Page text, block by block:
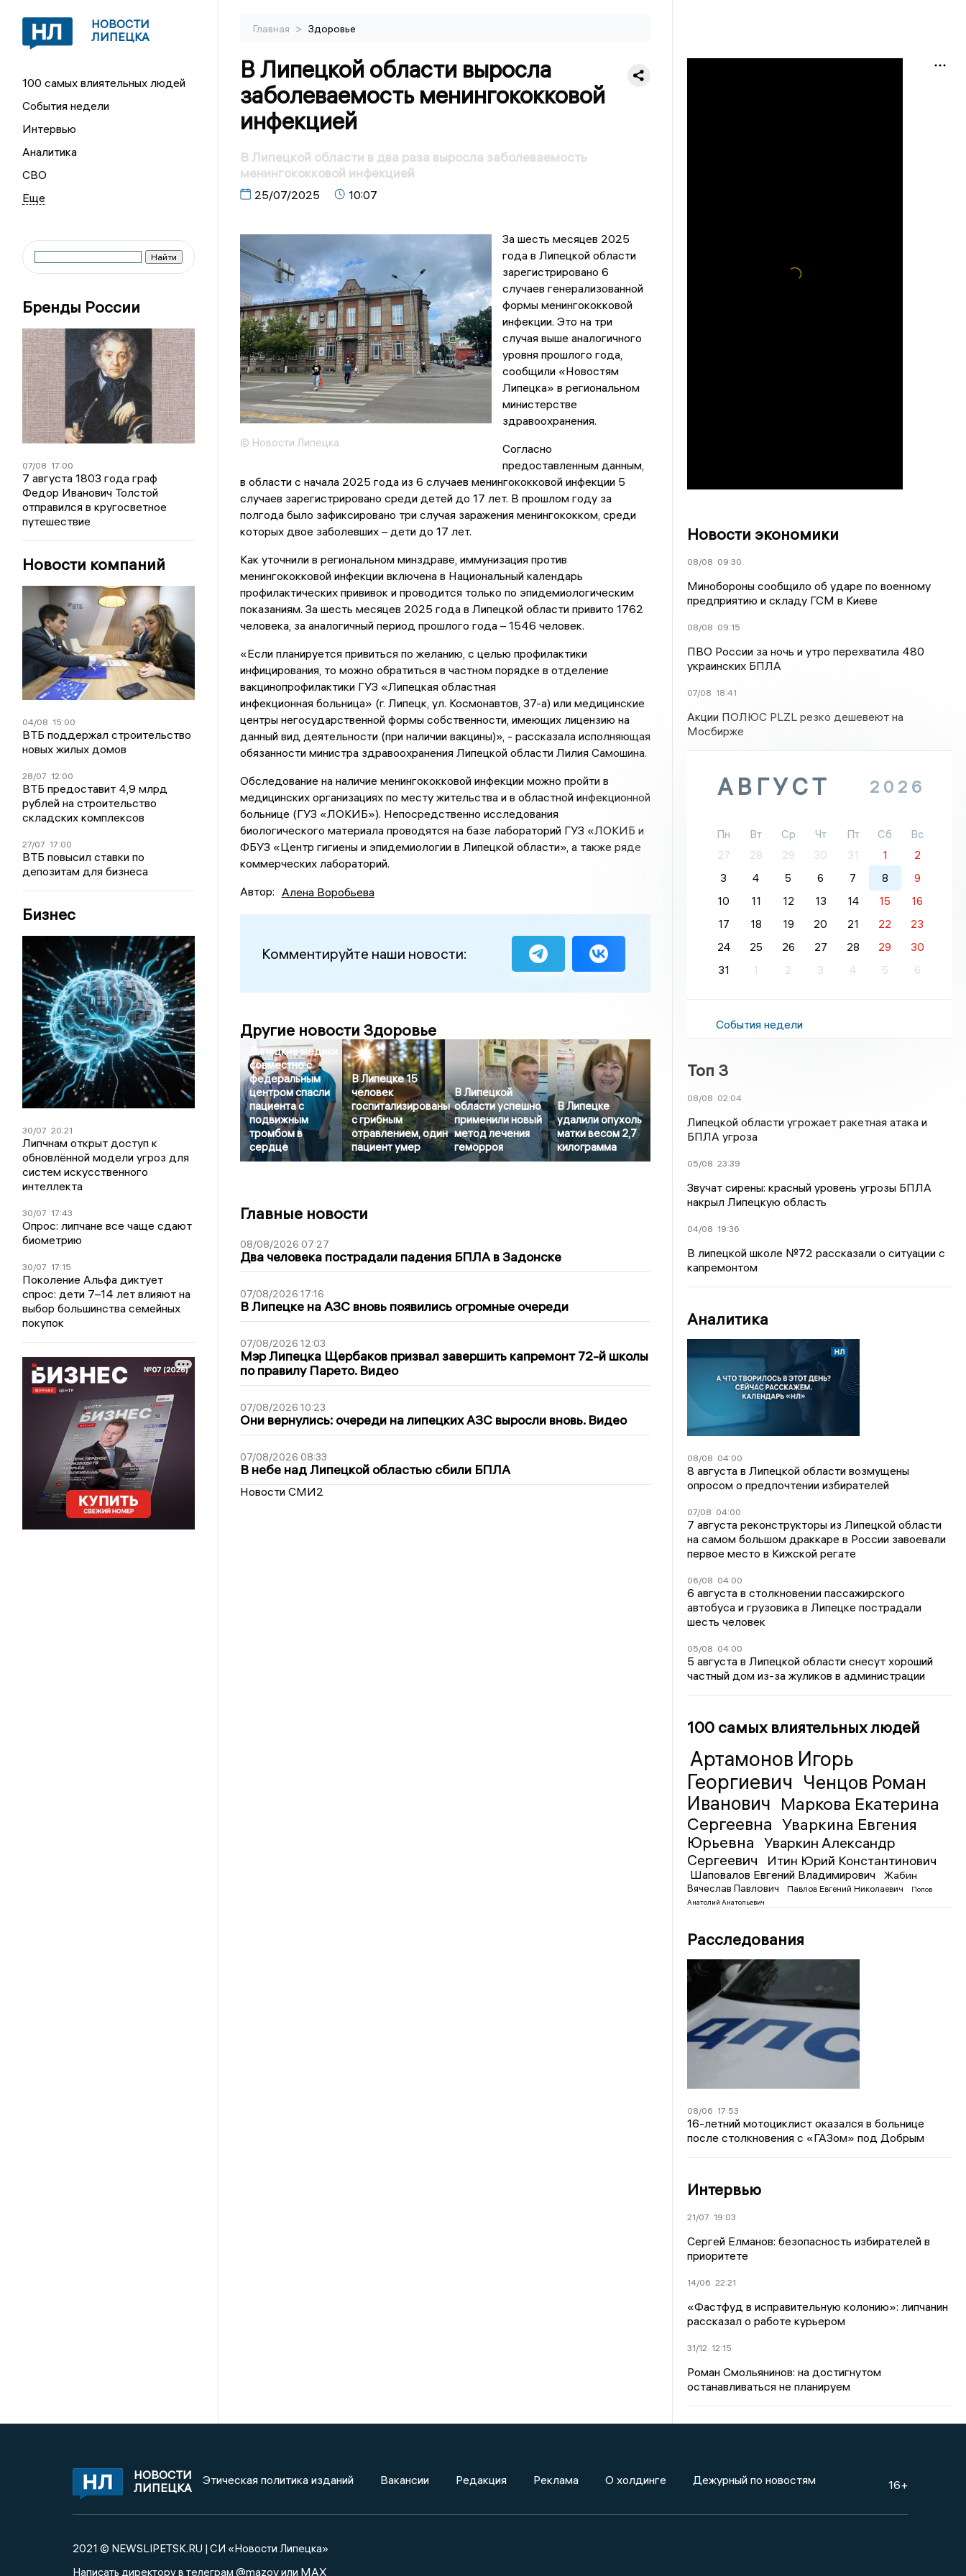
НОВОСТИ
ЛИПЕЦКА
100 самых влиятельных людей
События недели
Интервью
Аналитика
СВО
Бренды России
07/08 17:00
7 августа 1803 года граф
Федор Иванович Толстой
отправился в кругосветное
путешествие
Новости компаний
04/08 15:00
ВТБ поддержал строительство
новых жилых домов
28/07 12:00
ВТБ предоставит 4,9 млрд
рублей на строительство
складских комплексов
27/07 17:00
ВТБ повысил ставки по
депозитам для бизнеса
Бизнес
30/07 20:21
Липчнам открыт доступ к
обновлённой модели угроз для
систем искусственного
интеллекта
30/07 17:43
Опрос: липчане все чаще сдают
биометрию
30/07 17:15
Поколение Альфа диктует
спрос: дети 7–14 лет влияют на
выбор большинства семейных
покупок
Главная > Здоровье
В Липецкой области выросла
заболеваемость менингококковой
инфекцией
В Липецкой области в два раза выросла заболеваемость
менингококковой инфекцией
25/07/2025 10:07
© Новости Липецка
За шесть месяцев 2025
года в Липецкой области
зарегистрировано 6
случаев генерализованной
формы менингококковой
инфекции. Это на три
случая выше аналогичного
уровня прошлого года,
сообщили «Новостям
Липецка» в региональном
министерстве
здравоохранения.
Согласно
предоставленным данным,
в области с начала 2025 года из 6 случаев менингококковой инфекции 5
случаев зарегистрировано среди детей до 17 лет. В прошлом году за
полгода было зафиксировано три случая заражения менингококком, среди
которых двое заболевших – дети до 17 лет.
Как уточнили в региональном минздраве, иммунизация против
менингококковой инфекции включена в Национальный календарь
профилактических прививок и проводится только по эпидемиологическим
показаниям. За шесть месяцев 2025 года в Липецкой области привито 1762
человека, за аналогичный период прошлого года – 1546 человек.
«Если планируется привиться по желанию, с целью профилактики
инфицирования, то можно обратиться в частном порядке в отделение
вакцинопрофилактики ГУЗ «Липецкая областная
инфекционная больница» (г. Липецк, ул. Космонавтов, 37-а) или медицинские
центры негосударственной формы собственности, имеющих лицензию на
данный вид деятельности (при наличии вакцины)», - рассказала исполняющая
обязанности министра здравоохранения Липецкой области Лилия Самошина.
Обследование на наличие менингококковой инфекции можно пройти в
медицинских организациях по месту жительства и в областной инфекционной
больнице (ГУЗ «ЛОКИБ»). Непосредственно исследования
биологического материала проводятся на базе лабораторий ГУЗ «ЛОКИБ и
ФБУЗ «Центр гигиены и эпидемиологии в Липецкой области», а также ряде
коммерческих лабораторий.
Автор: Алена Воробьева
Комментируйте наши новости:
Другие новости Здоровье
Липецкие медики
совместно с
федеральным
центром спасли
пациента с
подвижным
тромбом в
сердце
В Липецке 15
человек
госпитализированы
с грибным
отравлением, один
пациент умер
В Липецкой
области успешно
применили новый
метод лечения
геморроя
В Липецке
удалили опухоль
матки весом 2,7
килограмма
Главные новости
08/08/2026 07:27
Два человека пострадали падения БПЛА в Задонске
07/08/2026 17:16
В Липецке на АЗС вновь появились огромные очереди
07/08/2026 12:03
Мэр Липецка Щербаков призвал завершить капремонт 72-й школы
по правилу Парето. Видео
07/08/2026 10:23
Они вернулись: очереди на липецких АЗС выросли вновь. Видео
07/08/2026 08:33
В небе над Липецкой областью сбили БПЛА
Новости СМИ2
Новости экономики
08/08 09:30
Минобороны сообщило об ударе по военному
предприятию и складу ГСМ в Киеве
08/08 09:15
ПВО России за ночь и утро перехватила 480
украинских БПЛА
07/08 18:41
Акции ПОЛЮС PLZL резко дешевеют на
Мосбирже
АВГУСТ 2026
Пн Вт Ср Чт Пт Сб
Вс
27
28 29 30 31 1
2
3
4 5 6 7 8
9
10
11 12 13 14 15
16
17
18 19 20 21 22
23
24
25 26 27 28 29
30
31
1 2 3 4 5 6
События недели
Топ 3
08/08 02:04
Липецкой области угрожает ракетная атака и
БПЛА угроза
05/08 23:39
Звучат сирены: красный уровень угрозы БПЛА
накрыл Липецкую область
04/08 19:36
В липецкой школе №72 рассказали о ситуации с
капремонтом
Аналитика
08/08 04:00
8 августа в Липецкой области возмущены
опросом о предпочтении избирателей
07/08 04:00
7 августа реконструкторы из Липецкой области
на самом большом драккаре в России завоевали
первое место в Кижской регате
06/08 04:00
6 августа в столкновении пассажирского
автобуса и грузовика в Липецке пострадали
шесть человек
05/08 04:00
5 августа в Липецкой области снесут хороший
частный дом из-за жуликов в администрации
100 самых влиятельных людей
Артамонов Игорь
Георгиевич Ченцов Роман
Иванович Маркова Екатерина
Сергеевна Уваркина Евгения
Юрьевна
Уваркин Александр
Сергеевич
Итин Юрий Константинович
Шаповалов Евгений Владимирович
Жабин
Вячеслав Павлович
Павлов Евгений Николаевич
Попов
Анатолий Анатольевич
Расследования
08/06 17:53
16-летний мотоциклист оказался в больнице
после столкновения с «ГАЗом» под Добрым
Интервью
21/07 19:03
Сергей Елманов: безопасность избирателей в
приоритете
14/06 22:21
«Фастфуд в исправительную колонию»: липчанин
рассказал о работе курьером
31/12 12:15
Роман Смольянинов: на достигнутом
останавливаться не планируем
НОВОСТИ
ЛИПЕЦКА
Этическая политика изданий Вакансии Редакция Реклама О холдинге Дежурный по новостям 16+
2021 © NEWSLIPETSK.RU | СИ «Новости Липецка»
Написать директору в телеграм @mazovили MAX